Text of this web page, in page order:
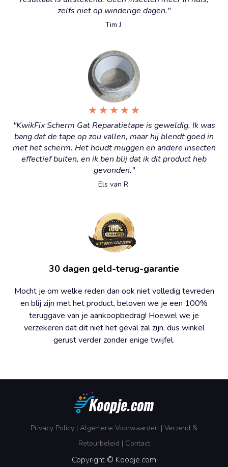
Tim J.
★★★★★
"KwikFix Scherm Gat Reparatietape is geweldig. Ik was
bang dat de tape op zou vallen, maar hij blendt goed in
met het scherm. Het houdt muggen en andere insecten
effectief buiten, en ik ben blij dat ik dit product heb
gevonden."
Els van R.
30 dagen geld-terug-garantie
Mocht je om welke reden dan ook niet volledig tevreden
en blij zijn met het product, beloven we je een 100%
teruggave van je aankoopbedrag! Hoewel we je
verzekeren dat dit niet het geval zal zijn, dus winkel
gerust verder zonder enige twijfel.
|Algemene Voorwaarden
Retourbeleid|Contact
Copyright © Koopje.com